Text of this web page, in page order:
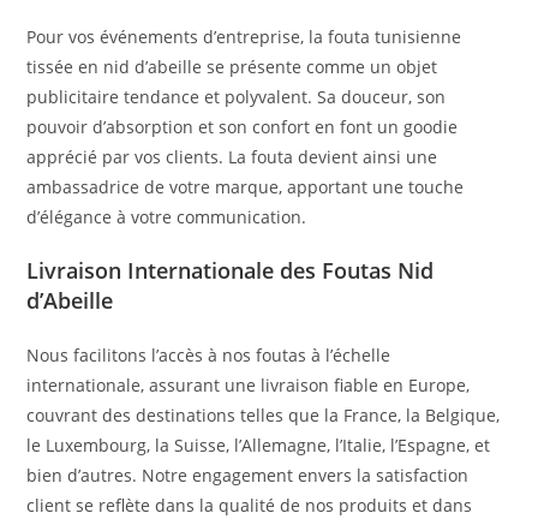
Pour vos événements d’entreprise, la fouta tunisienne
tissée en nid d’abeille se présente comme un objet
publicitaire tendance et polyvalent. Sa douceur, son
pouvoir d’absorption et son confort en font un goodie
apprécié par vos clients. La fouta devient ainsi une
ambassadrice de votre marque, apportant une touche
d’élégance à votre communication.
Livraison Internationale des Foutas Nid
d’Abeille
Nous facilitons l’accès à nos foutas à l’échelle
internationale, assurant une livraison fiable en Europe,
couvrant des destinations telles que la France, la Belgique,
le Luxembourg, la Suisse, l’Allemagne, l’Italie, l’Espagne, et
bien d’autres. Notre engagement envers la satisfaction
client se reflète dans la qualité de nos produits et dans